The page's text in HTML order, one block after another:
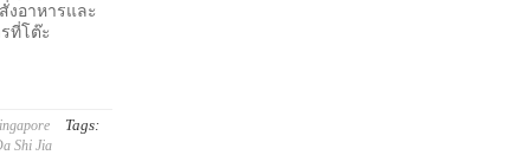
งอาหารและ
ที่โต๊ะ
Tags:
Shi Jia